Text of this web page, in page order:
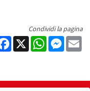
Condividi la pagina
Facebook
X WhatsApp